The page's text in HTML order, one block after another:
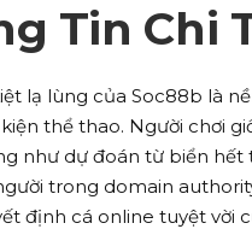
Tin Chi
lạ lùng của Soc88b là
thể thao. Người chơi
như dự đoán từ biển
trong domain
định cá online tuyệt vời